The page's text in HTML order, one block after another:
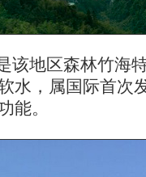
该地区森林竹海
水，属国际首次
能。